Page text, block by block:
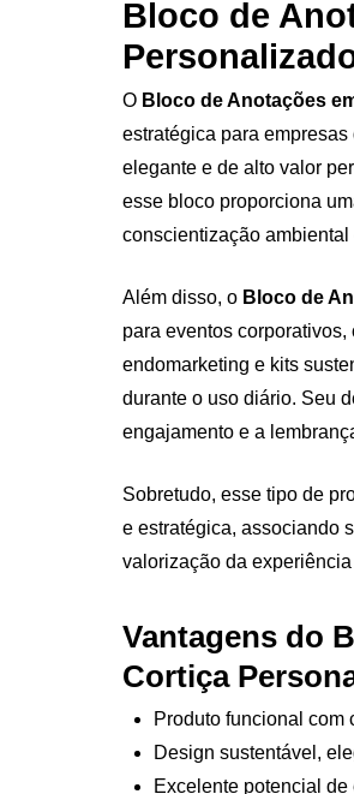
Bloco de
O Bloco de Anotações
estratégica para
elegante e de alto valor
esse bloco proporciona
conscientização
Além disso, o Bloco de
para eventos
endomarketing e kits
durante o uso diário. Seu
engajamento e a
Sobretudo, esse tipo de
e estratégica, associando
valorização da
Vantagens do
Cortiça
Produto funcional com
Design sustentável,
Excelente potencial